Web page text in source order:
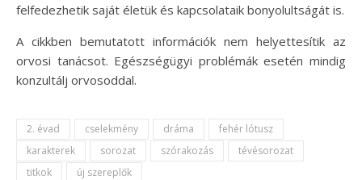
felfedezhetik saját életük és kapcsolataik bonyolultságát is.
A cikkben bemutatott információk nem helyettesítik az
orvosi tanácsot. Egészségügyi problémák esetén mindig
konzultálj orvosoddal.
2. évad cselekmény dráma
fehér lótusz
karakterek
sorozat szórakozás
tévésorozat
titkok
új szereplők